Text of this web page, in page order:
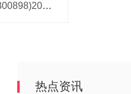
熊猫乳品(300898)2025年中报简析: 净利润同
热点资讯